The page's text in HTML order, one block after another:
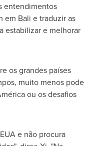
entendimentos
em Bali e traduzir as
estabilizar e melhorar
os grandes países
muito menos pode
ou os desafios
e não procura